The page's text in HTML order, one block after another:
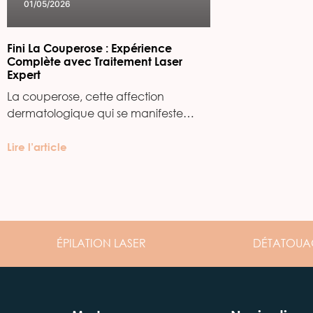
01/05/2026
Fini La Couperose : Expérience
Complète avec Traitement Laser
Expert
La couperose, cette affection
dermatologique qui se manifeste…
Lire l’article
ÉPILATION LASER